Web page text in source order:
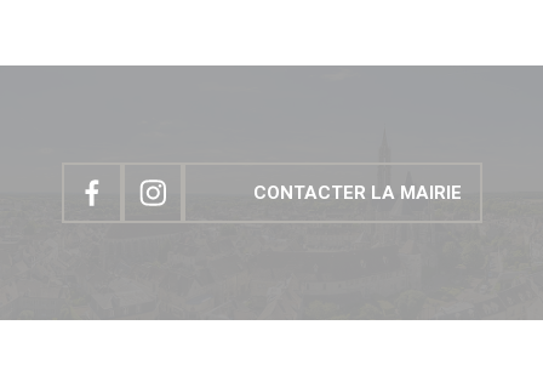
CONTACTER LA MAIRIE